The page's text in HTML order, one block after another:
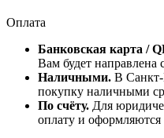
Оплата
Банковская карта /
Вам будет направлена
Наличными. В Санкт-
покупку наличными
По счёту. Для
оплату и